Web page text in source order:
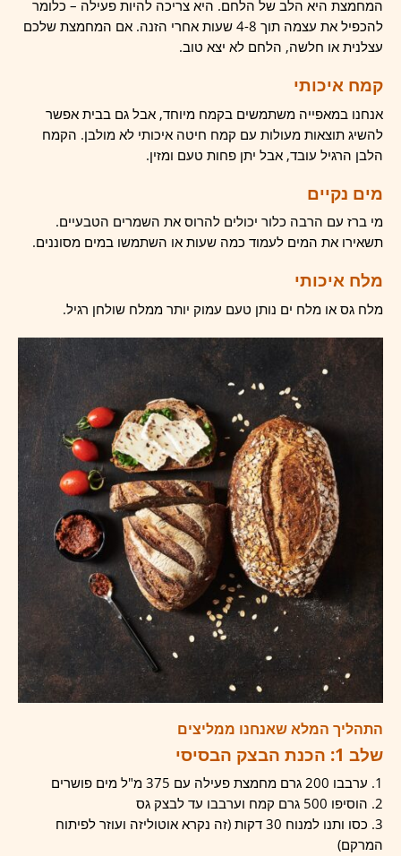
המחמצת היא הלב של הלחם. היא צריכה להיות פעילה – כלומר
להכפיל את עצמה תוך 4-8 שעות אחרי הזנה. אם המחמצת שלכם
עצלנית או חלשה, הלחם לא יצא טוב.
קמח איכותי
אנחנו במאפייה משתמשים בקמח מיוחד, אבל גם בבית אפשר
להשיג תוצאות מעולות עם קמח חיטה איכותי לא מולבן. הקמח
הלבן הרגיל עובד, אבל יתן פחות טעם ומזין.
מים נקיים
מי ברז עם הרבה כלור יכולים להרוס את השמרים הטבעיים.
תשאירו את המים לעמוד כמה שעות או השתמשו במים מסוננים.
מלח איכותי
מלח גס או מלח ים נותן טעם עמוק יותר ממלח שולחן רגיל.
התהליך המלא שאנחנו ממליצים
שלב 1: הכנת הבצק הבסיסי
ערבבו 200 גרם מחמצת פעילה עם 375 מ"ל מים פושרים
הוסיפו 500 גרם קמח וערבבו עד לבצק גס
כסו ותנו למנוח 30 דקות (זה נקרא אוטוליזה ועוזר לפיתוח
המרקם)